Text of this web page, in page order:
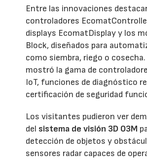
Entre las innovaciones
controladores
displays EcomatDisplay y los
Block, diseñados para
como siembra, riego o cosecha.
mostró la gama de
IoT, funciones de diagnóstico
certificación de seguridad
Los visitantes pudieron ver
del sistema de visión 3D O3M
detección de objetos y
sensores radar capaces de